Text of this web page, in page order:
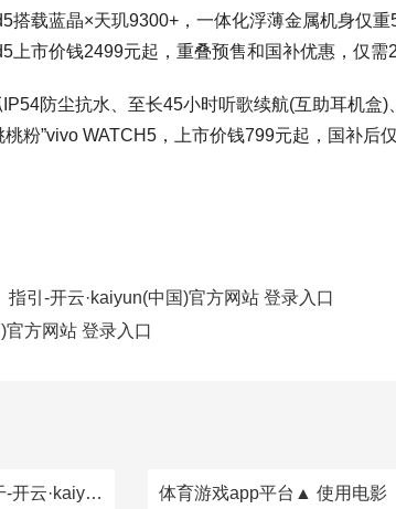
载蓝晶×天玑9300+，一体化浮薄金属机身仅重
市价钱2499元起，重叠预售和国补优惠，仅需
防尘抗水、至长45小时听歌续航(互助耳机盒)
粉”vivo WATCH5，上市价钱799元起，国补后
引-开云·kaiyun(中国)官方网站 登录入口
方网站 登录入口
欧洲杯体育但小雷挺念念知说念何同学本色的收入到底有若干-开云·kaiyun(中国)官方网站 登录入口